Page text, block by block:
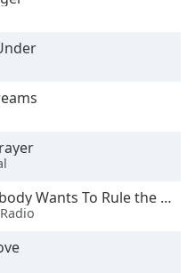
Wants To Rule the World